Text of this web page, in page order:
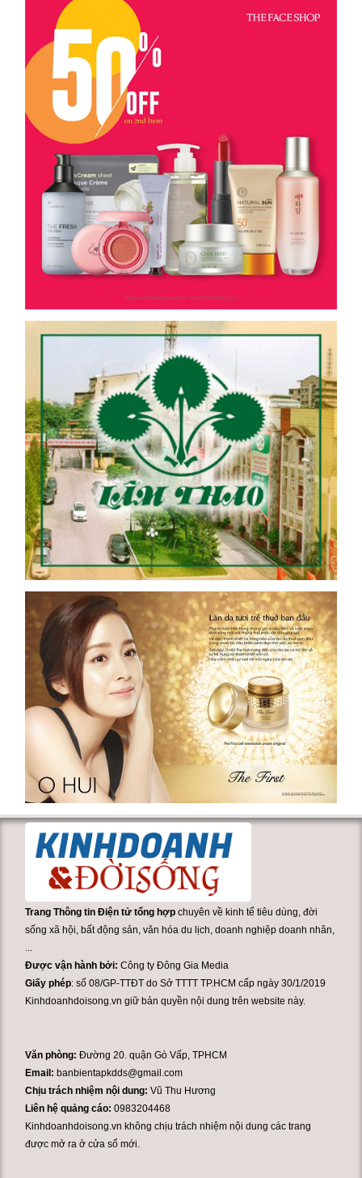
Trang Thông tin Điện tử tổng hợp chuyên về kinh tế tiêu dùng, đời
sống xã hội, bất động sản, văn hóa du lịch, doanh nghiệp doanh nhân,
...
Được vận hành bởi:Công ty Đông Gia Media
Giấy phép: số 08/GP-TTĐT do Sở TTTT TP.HCM cấp ngày 30/1/2019
Kinhdoanhdoisong.vn giữ bản quyền nội dung trên website này.
Văn phòng:Đường 20. quận Gò Vấp, TPHCM
Email: banbientapkdds@gmail.com
Chịu trách nhiệm nội dung: Vũ Thu Hương
Liên hệ quảng cáo:0983204468
Kinhdoanhdoisong.vn không chịu trách nhiệm nội dung các trang
được mở ra ở cửa sổ mới.